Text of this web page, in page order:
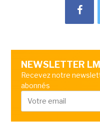
NEWSLETTER
Recevez notre
abonnés